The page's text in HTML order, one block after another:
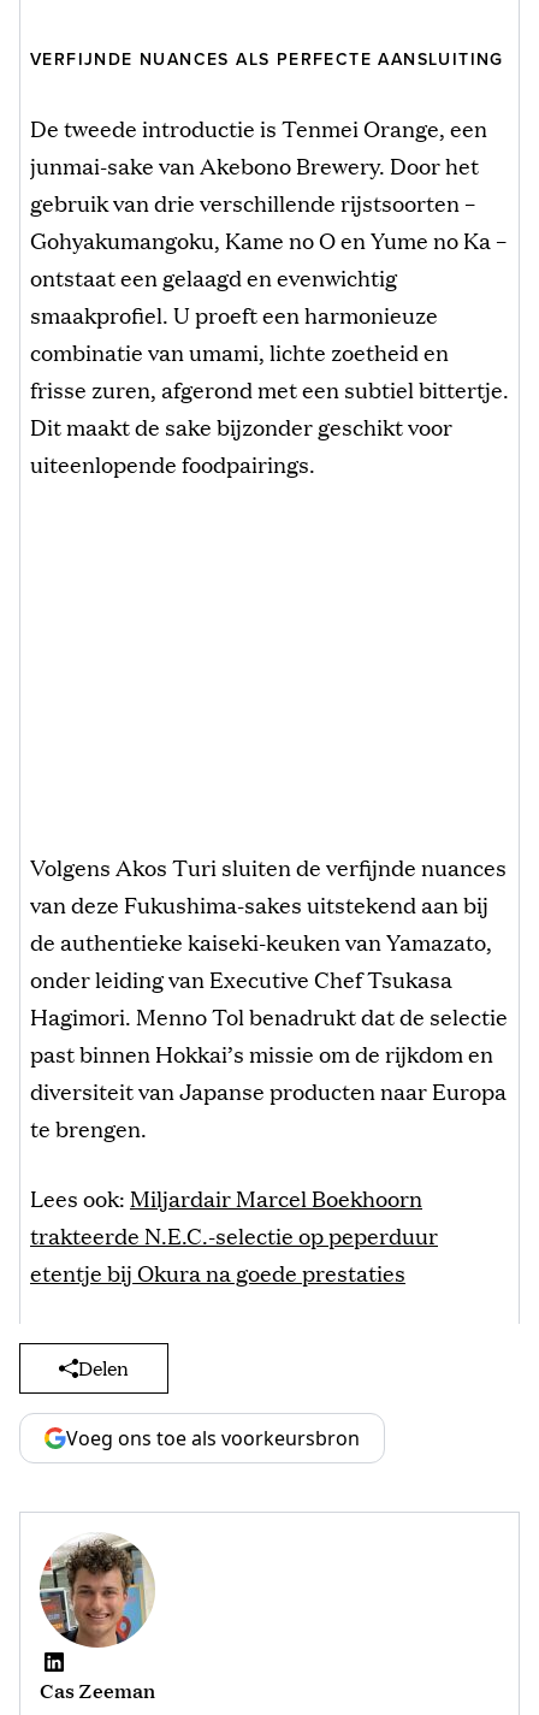
VERFIJNDE NUANCES ALS PERFECTE AANSLUITING
De tweede introductie is Tenmei Orange, een
junmai-sake van Akebono Brewery. Door het
gebruik van drie verschillende rijstsoorten –
Gohyakumangoku, Kame no O en Yume no Ka –
ontstaat een gelaagd en evenwichtig
smaakprofiel. U proeft een harmonieuze
combinatie van umami, lichte zoetheid en
frisse zuren, afgerond met een subtiel bittertje.
Dit maakt de sake bijzonder geschikt voor
uiteenlopende foodpairings.
Volgens Akos Turi sluiten de verfijnde nuances
van deze Fukushima-sakes uitstekend aan bij
de authentieke kaiseki-keuken van Yamazato,
onder leiding van Executive Chef Tsukasa
Hagimori. Menno Tol benadrukt dat de selectie
past binnen Hokkai’s missie om de rijkdom en
diversiteit van Japanse producten naar Europa
te brengen.
Lees ook: Miljardair Marcel Boekhoorn
trakteerde N.E.C.-selectie op peperduur
etentje bij Okura na goede prestaties
Delen
Voeg ons toe als voorkeursbron
Cas Zeeman